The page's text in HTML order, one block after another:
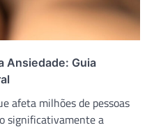
Ansiedade: Guia
afeta milhões de pessoas
significativamente a